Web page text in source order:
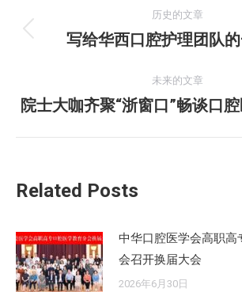
章
航
历史的文章
历
的
文
写给华西口腔护理团队
未来的文章
未
院士大咖齐聚“浙窗口”畅谈口
Related Posts
中华口腔医学会高职高
会召开换届大会
2026年6月30日